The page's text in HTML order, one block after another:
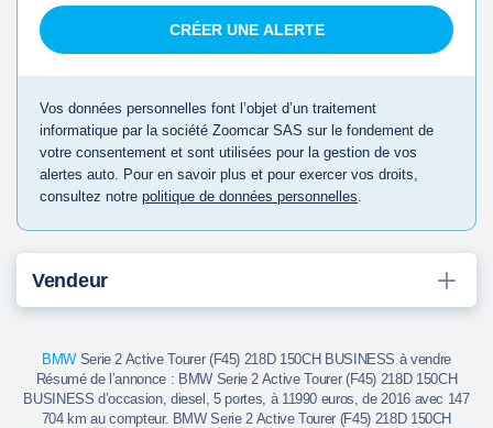
CRÉER UNE ALERTE
Vos données personnelles font l’objet d’un traitement
informatique par la société Zoomcar SAS sur le fondement de
votre consentement et sont utilisées pour la gestion de vos
alertes auto. Pour en savoir plus et pour exercer vos droits,
consultez notre politique de données personnelles.
Vendeur
BMWSerie 2 Active Tourer (F45) 218D 150CH BUSINESS à vendre
Résumé de l’annonce : BMW Serie 2 Active Tourer (F45) 218D 150CH
BUSINESS d’occasion, diesel, 5 portes, à 11990 euros, de 2016 avec 147
704 km au compteur. BMW Serie 2 Active Tourer (F45) 218D 150CH